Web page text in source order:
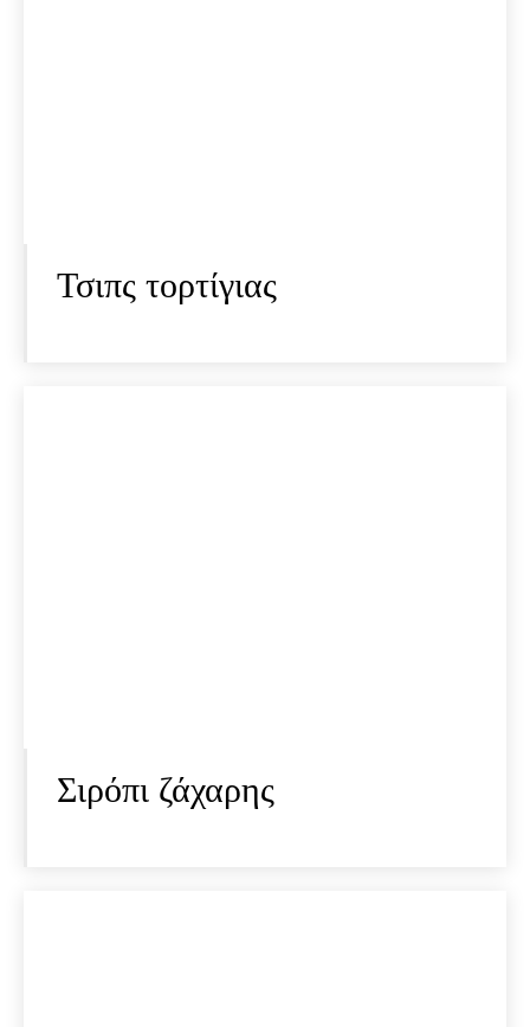
Τσιπς τορτίγιας
Σιρόπι ζάχαρης